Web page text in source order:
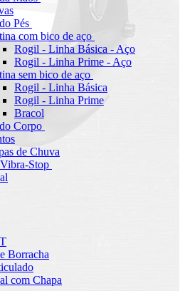
Pés
com bico de aço
Rogil - Linha Básica - Aço
Rogil - Linha Prime - Aço
sem bico de aço
Rogil - Linha Básica
Rogil - Linha Prime
Bracol
Corpo
de Chuva
Stop
Borracha
com Chapa